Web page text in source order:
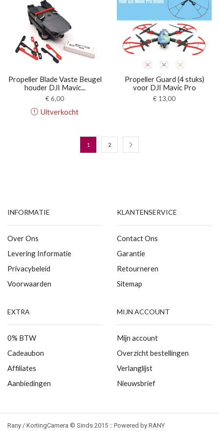
Propeller Blade Vaste Beugel
houder DJI Mavic...
€6,00
Uitverkocht
Propeller Guard (4 stuks)
voor DJI Mavic Pro
€ 13,00
1 2
INFORMATIE
Over Ons
Levering Informatie
Privacybeleid
Voorwaarden
KLANTENSERVICE
Contact Ons
Garantie
Retourneren
Sitemap
EXTRA
0% BTW
Cadeaubon
Affiliates
Aanbiedingen
MIJN ACCOUNT
Mijn account
Overzicht bestellingen
Verlanglijst
Nieuwsbrief
Rany / KortingCamera © Sinds 2015 :: Powered by RANY